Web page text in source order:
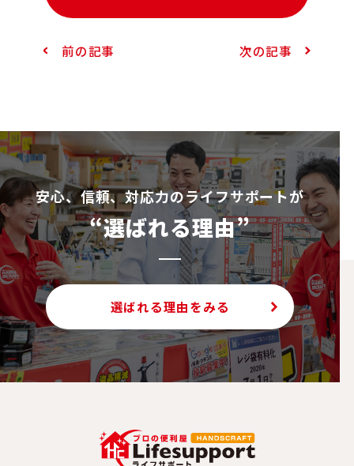
前の記事 次の記事
安⼼、信頼、対応⼒のライフサポートが
“選ばれる理由”
選ばれる理由をみる